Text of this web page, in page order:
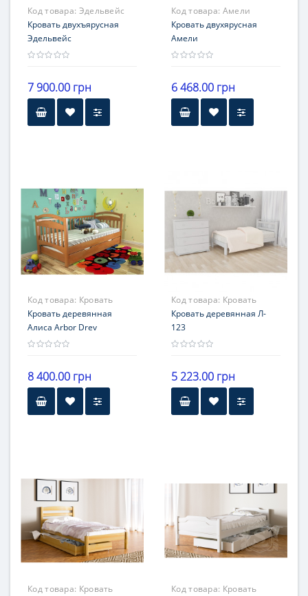
Код товара: Эдельвейс
Кровать двухъярусная
Эдельвейс
7 900.00 грн
Код товара: Амели
Кровать двухярусная
Амели
6 468.00 грн
Гарантия
12 месяцев
Код товара: Кровать
Алиса
Кровать деревянная
Алиса Arbor Drev
8 400.00 грн
Код товара: Кровать
деревянная Л- 123
Кровать деревянная Л-
123
5 223.00 грн
Код товара: Кровать
Код товара: Кровать